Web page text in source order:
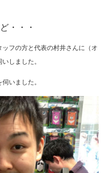
・・・
フの方と代表の村井さんに（オ
しました。
いました。